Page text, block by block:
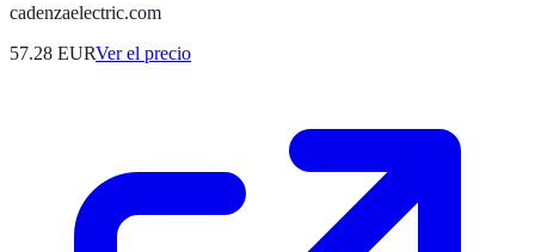
cadenzaelectric.com
57.28 EURVer el precio